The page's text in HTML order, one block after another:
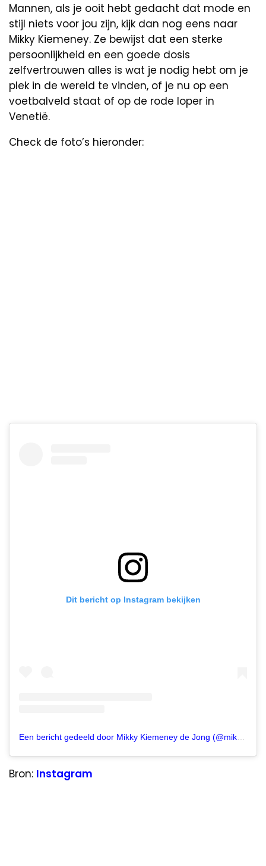
Mannen, als je ooit hebt gedacht dat mode en
stijl niets voor jou zijn, kijk dan nog eens naar
Mikky Kiemeney. Ze bewijst dat een sterke
persoonlijkheid en een goede dosis
zelfvertrouwen alles is wat je nodig hebt om je
plek in de wereld te vinden, of je nu op een
voetbalveld staat of op de rode loper in
Venetië.
Check de foto’s hieronder:
Dit bericht op Instagram bekijken
Bron: Instagram